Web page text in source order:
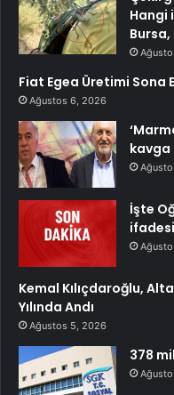
Hangi
Fiat Egea Üretimi Sona
Ağustos 6, 2026
kavga
İşte
ifadesi
Kemal Kılıçdaroğlu,
Yılında Andı
Ağustos 5, 2026
378